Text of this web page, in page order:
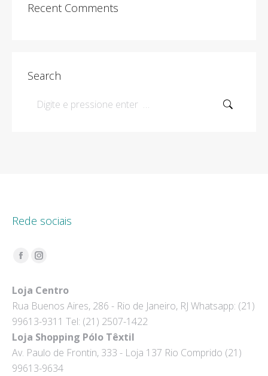
Recent Comments
Search
Search:
Rede sociais
Encontre-nos em:
Facebook
opens
in
new
window
Instagram
opens
in
new
window
Loja Centro
Rua Buenos Aires, 286 - Rio de Janeiro, RJ Whatsapp: (21)
99613-9311 Tel: (21) 2507-1422
Loja Shopping Pólo Têxtil
Av. Paulo de Frontin, 333 - Loja 137 Rio Comprido (21)
99613-9634